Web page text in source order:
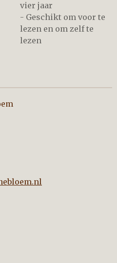
vier jaar
- Geschikt om voor te
lezen en om zelf te
lezen